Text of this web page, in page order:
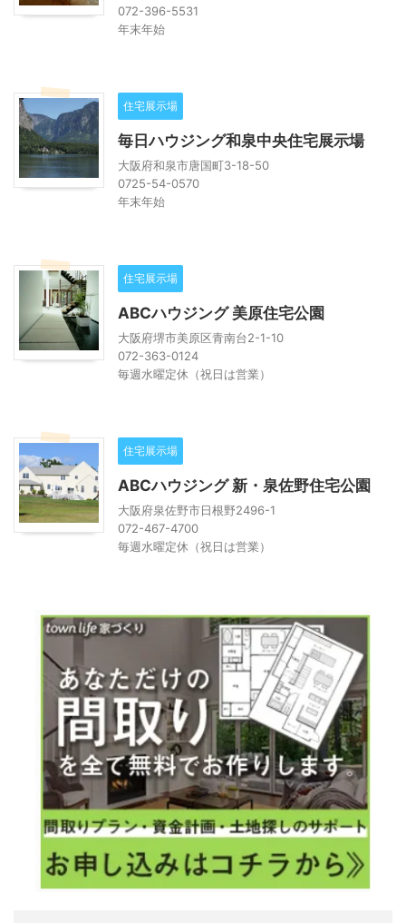
072-396-5531
年末年始
住宅展示場
毎日ハウジング和泉中央住宅展示場
大阪府和泉市唐国町3-18-50
0725-54-0570
年末年始
住宅展示場
ABCハウジング 美原住宅公園
大阪府堺市美原区青南台2-1-10
072-363-0124
毎週水曜定休（祝日は営業）
住宅展示場
ABCハウジング 新・泉佐野住宅公園
大阪府泉佐野市日根野2496-1
072-467-4700
毎週水曜定休（祝日は営業）